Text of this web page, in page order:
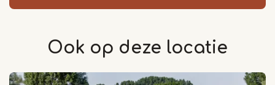
Ook op deze locatie